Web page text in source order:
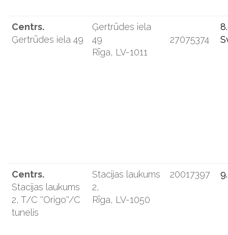
Centrs.
Ģertrūdes iela 49
Ģertrūdes iela
49
Rīga, LV-1011
27075374
Centrs.
Stacijas laukums
2, T/C ''Origo''/C
tunelis
Stacijas laukums
2,
Rīga, LV-1050
20017397